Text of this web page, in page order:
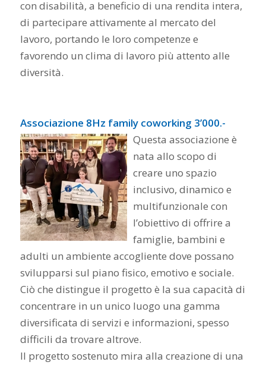
con disabilità, a beneficio di una rendita intera,
di partecipare attivamente al mercato del
lavoro, portando le loro competenze e
favorendo un clima di lavoro più attento alle
diversità.
Associazione 8Hz family coworking 3’000.-
Questa associazione è
nata allo scopo di
creare uno spazio
inclusivo, dinamico e
multifunzionale con
l’obiettivo di offrire a
famiglie, bambini e
adulti un ambiente accogliente dove possano
svilupparsi sul piano fisico, emotivo e sociale.
Ciò che distingue il progetto è la sua capacità di
concentrare in un unico luogo una gamma
diversificata di servizi e informazioni, spesso
difficili da trovare altrove.
Il progetto sostenuto mira alla creazione di una